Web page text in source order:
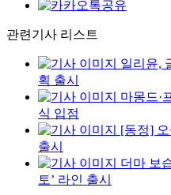
관련기사 리스트
일리윤,
획 출시
마몽드·
식 입점
[동정]
출시
더마 보
토’ 라인 출시